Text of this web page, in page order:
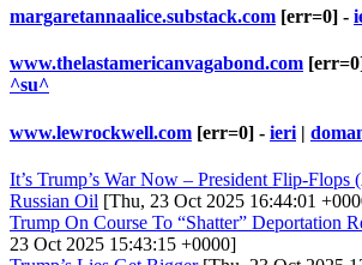
margaretannaalice.substack.com [err=0] -
www.thelastamericanvagabond.com
^su^
www.lewrockwell.com [err=0] - ieri |
It’s Trump’s War Now – President Flip-Flops
Russian Oil [Thu, 23 Oct 2025 16:44:01
Trump On Course To “Shatter” Deportation
23 Oct 2025 15:43:15 +0000]